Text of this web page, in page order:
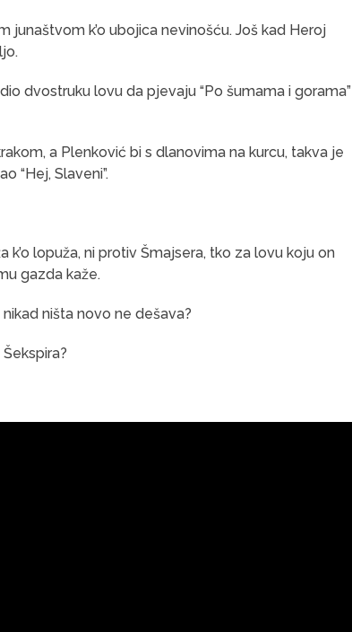
junaštvom k’o ubojica nevinošću. Još kad Heroj
dvostruku lovu da pjevaju “Po šumama i gorama”
a Plenković bi s dlanovima na kurcu, takva je
“Hej, Slaveni”.
lopuža, ni protiv Šmajsera, tko za lovu koju on
gazda kaže.
ništa novo ne dešava?